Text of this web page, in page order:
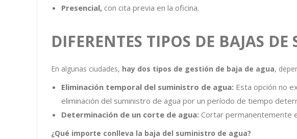
Presencial,con cita previa en la oficina.
DIFERENTES TIPOS DE BAJAS
En algunas ciudades, hay dos tipos de gestión de baja de agua,
Eliminación temporal del suministro de agua: Esta opción no
eliminación del suministro de agua por un período de tiempo
Determinación de un corte de agua: Cortar permanentemente
¿Qué importe conlleva la baja del suministro de agua?